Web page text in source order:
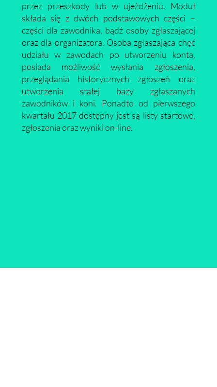
przez przeszkody lub w ujeżdżeniu. Moduł
składa się z dwóch podstawowych części –
części dla zawodnika, bądź osoby zgłaszającej
oraz dla organizatora. Osoba zgłaszająca chęć
udziału w zawodach po utworzeniu konta,
posiada możliwość wysłania zgłoszenia,
przeglądania historycznych zgłoszeń oraz
utworzenia stałej bazy zgłaszanych
zawodników i koni. Ponadto od pierwszego
kwartału 2017 dostępny jest są listy startowe,
zgłoszenia oraz wyniki on-line.